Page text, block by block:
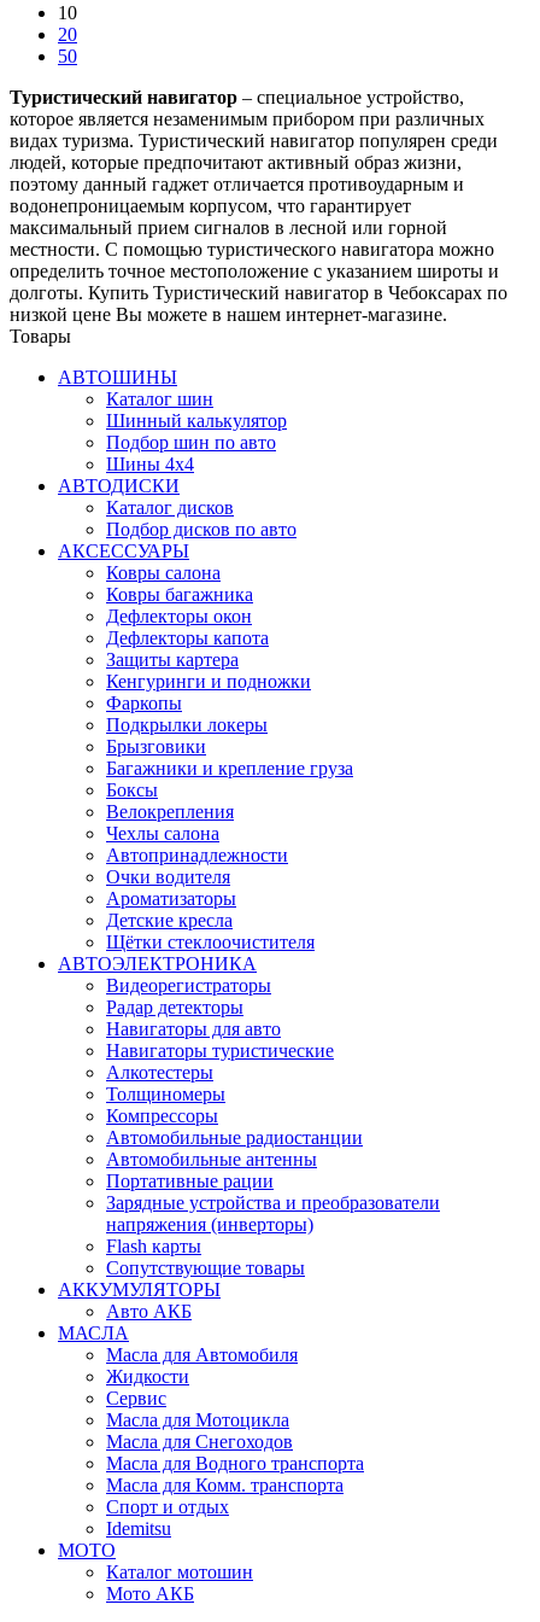
10
20
50
Туристический навигатор – специальное устройство,
которое является незаменимым прибором при различных
видах туризма. Туристический навигатор популярен среди
людей, которые предпочитают активный образ жизни,
поэтому данный гаджет отличается противоударным и
водонепроницаемым корпусом, что гарантирует
максимальный прием сигналов в лесной или горной
местности. С помощью туристического навигатора можно
определить точное местоположение с указанием широты и
долготы. Купить Туристический навигатор в Чебоксарах по
низкой цене Вы можете в нашем интернет-магазине.
Товары
АВТОШИНЫ
Каталог шин
Шинный калькулятор
Подбор шин по авто
Шины 4x4
АВТОДИСКИ
Каталог дисков
Подбор дисков по авто
АКСЕССУАРЫ
Ковры салона
Ковры багажника
Дефлекторы окон
Дефлекторы капота
Защиты картера
Кенгуринги и подножки
Фаркопы
Подкрылки локеры
Брызговики
Багажники и крепление груза
Боксы
Велокрепления
Чехлы салона
Автопринадлежности
Очки водителя
Ароматизаторы
Детские кресла
Щётки стеклоочистителя
АВТОЭЛЕКТРОНИКА
Видеорегистраторы
Радар детекторы
Навигаторы для авто
Навигаторы туристические
Алкотестеры
Толщиномеры
Компрессоры
Автомобильные радиостанции
Автомобильные антенны
Портативные рации
Зарядные устройства и преобразователи
напряжения (инверторы)
Flash карты
Сопутствующие товары
АККУМУЛЯТОРЫ
Авто АКБ
МАСЛА
Масла для Автомобиля
Жидкости
Сервис
Масла для Мотоцикла
Масла для Снегоходов
Масла для Водного транспорта
Масла для Комм. транспорта
Спорт и отдых
Idemitsu
МОТО
Каталог мотошин
Мото АКБ